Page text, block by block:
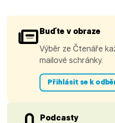
Buďte v obraze
Výběr ze Čtenáře
mailové schránky.
Přihlásit se k
Podcasty